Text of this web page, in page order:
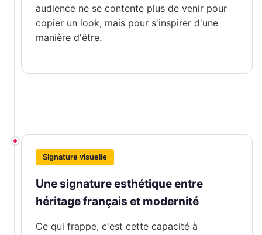
audience ne se contente plus de venir pour
copier un look, mais pour s'inspirer d'une
manière d'être.
Signature visuelle
Une signature esthétique entre
héritage français et modernité
Ce qui frappe, c'est cette capacité à